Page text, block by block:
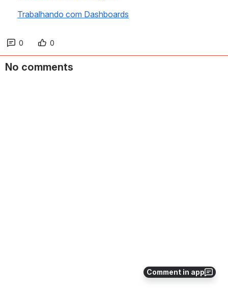
Comment in app
Trabalhando com Dashboards
0 0
No comments